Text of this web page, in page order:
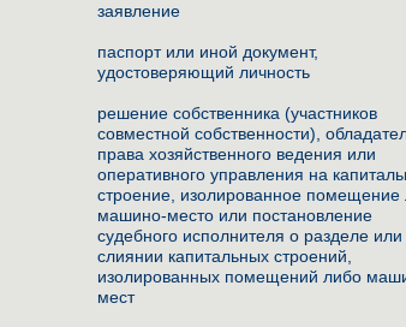
заявление
паспорт или иной документ,
удостоверяющий личность
решение собственника (участников
совместной собственности),
права хозяйственного ведения или
оперативного управления на
строение, изолированное помещение
машино-место или постановление
судебного исполнителя о разделе или
слиянии капитальных строений,
изолированных помещений либо
мест